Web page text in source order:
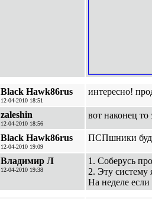
Black Hawk86rus
12-04-2010 18:51
интересно!
zaleshin
12-04-2010 18:56
вот наконец то
Black Hawk86rus
12-04-2010 19:09
ПСПшники
Владимир Л
12-04-2010 19:38
1. Соберусь
2. Эту систему
На неделе